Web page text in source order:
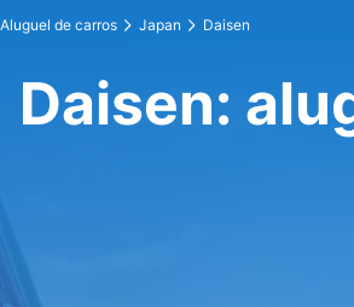
Aluguel de carros Japan Daisen
Daisen: